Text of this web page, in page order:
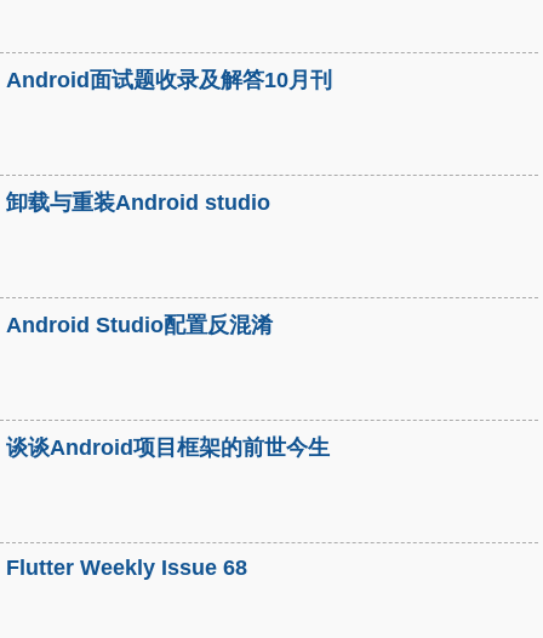
Android面试题收录及解答10月刊
卸载与重装Android studio
Android Studio配置反混淆
谈谈Android项目框架的前世今生
Flutter Weekly Issue 68